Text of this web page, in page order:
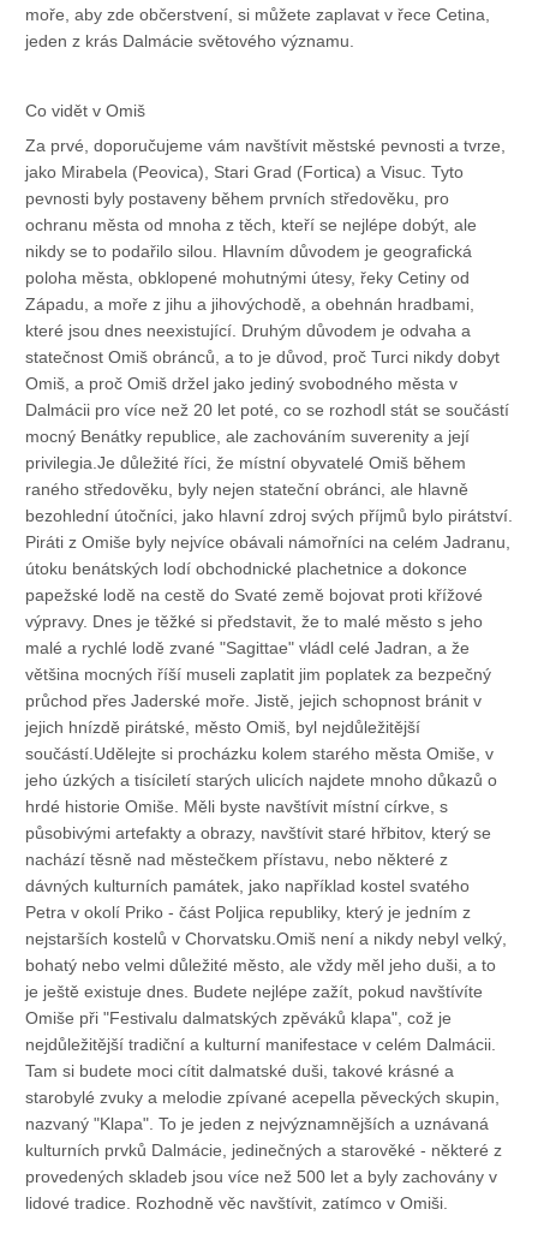
moře, aby zde občerstvení, si můžete zaplavat v řece Cetina,
jeden z krás Dalmácie světového významu.
Co vidět v Omiš
Za prvé, doporučujeme vám navštívit městské pevnosti a tvrze,
jako Mirabela (Peovica), Stari Grad (Fortica) a Visuc. Tyto
pevnosti byly postaveny během prvních středověku, pro
ochranu města od mnoha z těch, kteří se nejlépe dobýt, ale
nikdy se to podařilo silou. Hlavním důvodem je geografická
poloha města, obklopené mohutnými útesy, řeky Cetiny od
Západu, a moře z jihu a jihovýchodě, a obehnán hradbami,
které jsou dnes neexistující. Druhým důvodem je odvaha a
statečnost Omiš obránců, a to je důvod, proč Turci nikdy dobyt
Omiš, a proč Omiš držel jako jediný svobodného města v
Dalmácii pro více než 20 let poté, co se rozhodl stát se součástí
mocný Benátky republice, ale zachováním suverenity a její
privilegia.Je důležité říci, že místní obyvatelé Omiš během
raného středověku, byly nejen stateční obránci, ale hlavně
bezohlední útočníci, jako hlavní zdroj svých příjmů bylo pirátství.
Piráti z Omiše byly nejvíce obávali námořníci na celém Jadranu,
útoku benátských lodí obchodnické plachetnice a dokonce
papežské lodě na cestě do Svaté země bojovat proti křížové
výpravy. Dnes je těžké si představit, že to malé město s jeho
malé a rychlé lodě zvané "Sagittae" vládl celé Jadran, a že
většina mocných říší museli zaplatit jim poplatek za bezpečný
průchod přes Jaderské moře. Jistě, jejich schopnost bránit v
jejich hnízdě pirátské, město Omiš, byl nejdůležitější
součástí.Udělejte si procházku kolem starého města Omiše, v
jeho úzkých a tisíciletí starých ulicích najdete mnoho důkazů o
hrdé historie Omiše. Měli byste navštívit místní církve, s
působivými artefakty a obrazy, navštívit staré hřbitov, který se
nachází těsně nad městečkem přístavu, nebo některé z
dávných kulturních památek, jako například kostel svatého
Petra v okolí Priko - část Poljica republiky, který je jedním z
nejstarších kostelů v Chorvatsku.Omiš není a nikdy nebyl velký,
bohatý nebo velmi důležité město, ale vždy měl jeho duši, a to
je ještě existuje dnes. Budete nejlépe zažít, pokud navštívíte
Omiše při "Festivalu dalmatských zpěváků klapa", což je
nejdůležitější tradiční a kulturní manifestace v celém Dalmácii.
Tam si budete moci cítit dalmatské duši, takové krásné a
starobylé zvuky a melodie zpívané acepella pěveckých skupin,
nazvaný "Klapa". To je jeden z nejvýznamnějších a uznávaná
kulturních prvků Dalmácie, jedinečných a starověké - některé z
provedených skladeb jsou více než 500 let a byly zachovány v
lidové tradice. Rozhodně věc navštívit, zatímco v Omiši.